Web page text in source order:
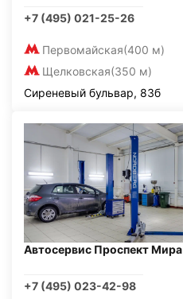
+7 (495) 021-25-26
Первомайская(400 м)
Щелковская(350 м)
Сиреневый бульвар, 83б
Автосервис Проспект Мира
+7 (495) 023-42-98